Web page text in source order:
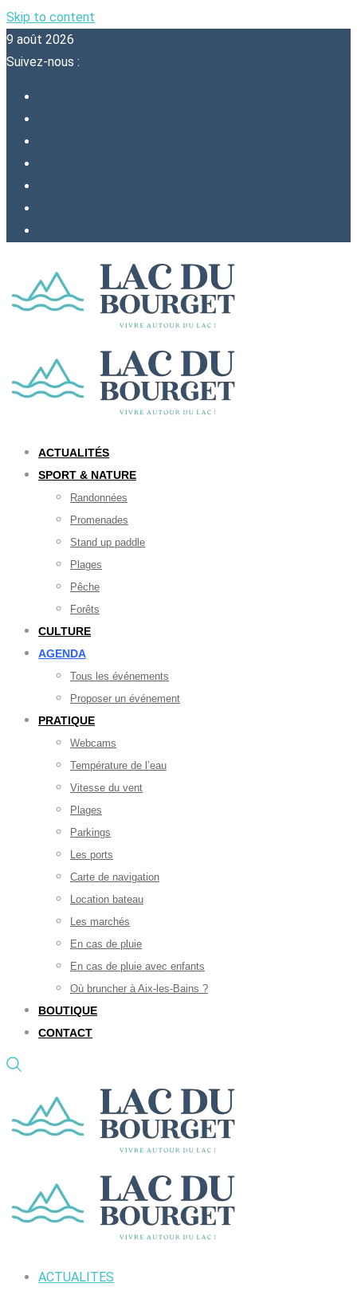
Skip to content
9 août 2026
Suivez-nous :
ACTUALITÉS
SPORT & NATURE
Randonnées
Promenades
Stand up paddle
Plages
Pêche
Forêts
CULTURE
AGENDA
Tous les événements
Proposer un événement
PRATIQUE
Webcams
Température de l’eau
Vitesse du vent
Plages
Parkings
Les ports
Carte de navigation
Location bateau
Les marchés
En cas de pluie
En cas de pluie avec enfants
Où bruncher à Aix-les-Bains ?
BOUTIQUE
CONTACT
ACTUALITES